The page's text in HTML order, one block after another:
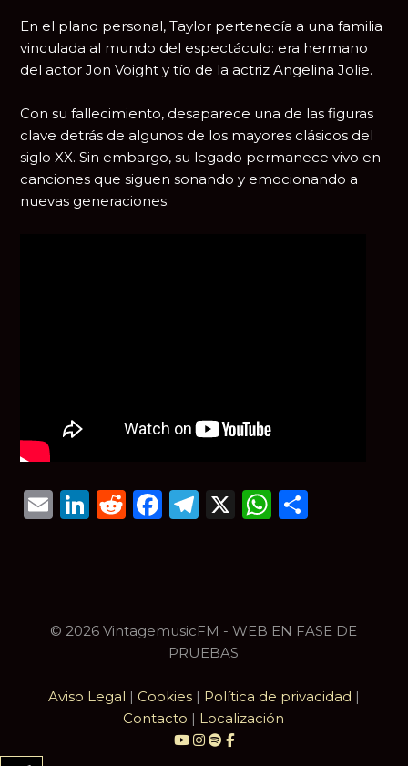
En el plano personal, Taylor pertenecía a una familia
vinculada al mundo del espectáculo: era hermano
del actorJon Voight y tío de la actrizAngelina Jolie.
Con su fallecimiento, desaparece una de las figuras
clave detrás de algunos de los mayores clásicos del
siglo XX. Sin embargo, su legado permanece vivo en
canciones que siguen sonando y emocionando a
nuevas generaciones.
Email
LinkedIn
Reddit
Facebook
Telegram
X
© 2026 VintagemusicFM - WEB EN FASE DE
PRUEBAS
Aviso Legal | Cookies| Política de privacidad |
Contacto | Localización